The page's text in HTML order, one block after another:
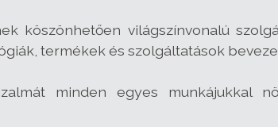
köszönhetően világszínvonalú
termékek és szolgáltatások
minden egyes munkájukkal